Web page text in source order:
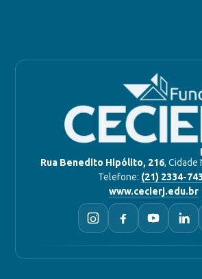
Rua Benedito Hipólito, 216, Cidade
Telefone: (21) 2334-
www.cecierj.edu.br